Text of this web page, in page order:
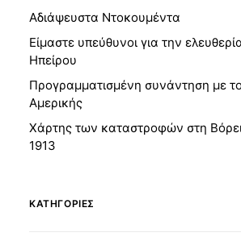
Αδιάψευστα Ντοκουμέντα
Είμαστε υπεύθυνοι για την
Ηπείρου
Προγραμματισμένη συνάντηση με
Αμερικής
Χάρτης των καταστροφών στη
1913
KΑΤΗΓΟΡΊΕΣ